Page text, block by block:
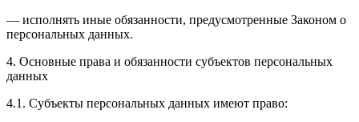
— исполнять иные обязанности, предусмотренные Законом о
персональных данных.
4. Основные права и обязанности субъектов персональных
данных
4.1. Субъекты персональных данных имеют право: